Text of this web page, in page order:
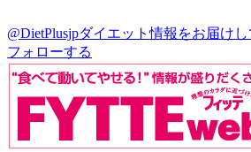
@DietPlusjpダイエット情報をお届け
フォローする